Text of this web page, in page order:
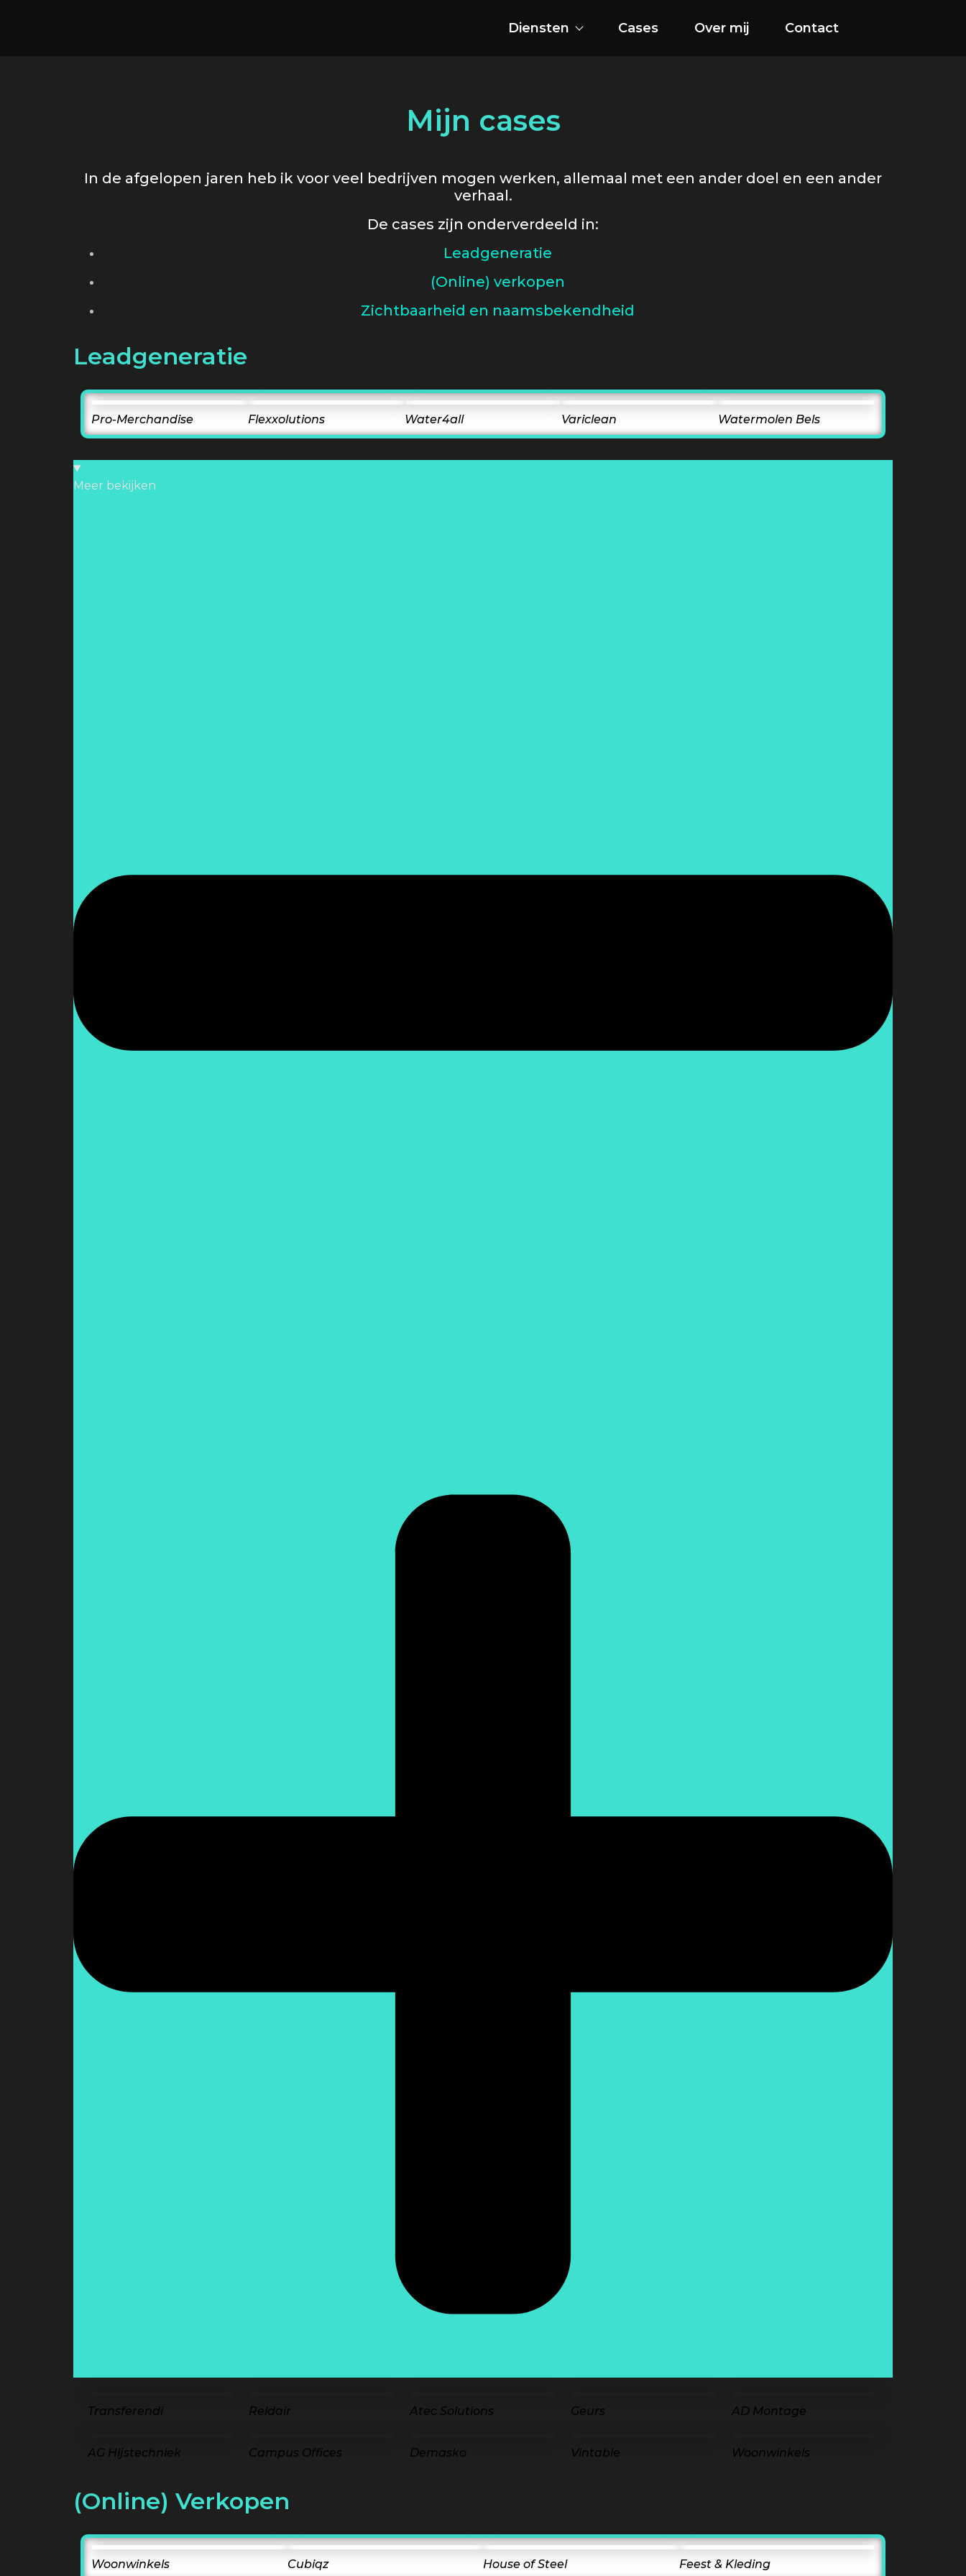
Diensten Cases Over mij Contact
Mijn cases
In de afgelopen jaren heb ik voor veel bedrijven mogen werken, allemaal met een ander doel en een ander
verhaal.
De cases zijn onderverdeeld in:
Leadgeneratie
(Online) verkopen
Zichtbaarheid en naamsbekendheid
Leadgeneratie
Pro-Merchandise Flexxolutions Water4all Variclean Watermolen Bels
Meer bekijken
Transferendi Reldair Atec Solutions Geurs AD Montage
AG Hijstechniek Campus Offices Demasko Vintable Woonwinkels
(Online) Verkopen
Woonwinkels Cubiqz House of Steel Feest & Kleding